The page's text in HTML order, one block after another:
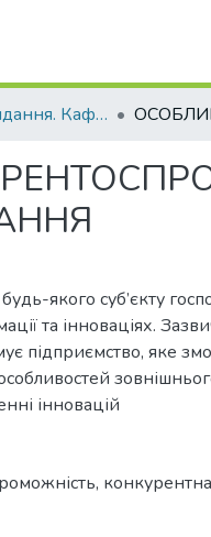
Друковані видання. Кафедра менеджменту ім. І.А. Маркіної
якого суб’єкту
та інноваціях.
підприємство, яке
інновацій
,